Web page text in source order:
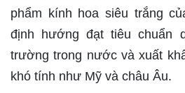
phẩm kính hoa siêu trắng
định hướng đạt tiêu chuẩn
trường trong nước và xuất
khó tính như Mỹ và châu Âu.